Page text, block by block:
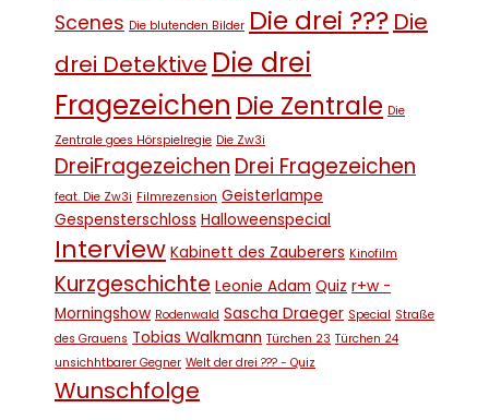
Scenes Die blutenden Bilder Die drei ??? Die
drei Detektive Die drei
Fragezeichen Die Zentrale Die
Zentrale goes Hörspielregie Die Zw3i
DreiFragezeichen Drei Fragezeichen
feat. Die Zw3i Filmrezension Geisterlampe
Gespensterschloss Halloweenspecial
Interview Kabinett des Zauberers Kinofilm
Kurzgeschichte Leonie Adam Quiz r+w -
Morningshow Rodenwald Sascha Draeger Special Straße
des Grauens Tobias Walkmann Türchen 23 Türchen 24
unsichhtbarer Gegner Welt der drei ??? - Quiz
Wunschfolge